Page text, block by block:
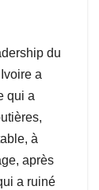
du
a
qui a
à
après
a ruiné